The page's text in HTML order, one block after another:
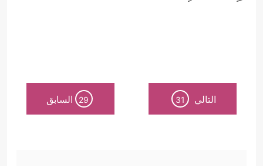
التالي 31
29 السابق